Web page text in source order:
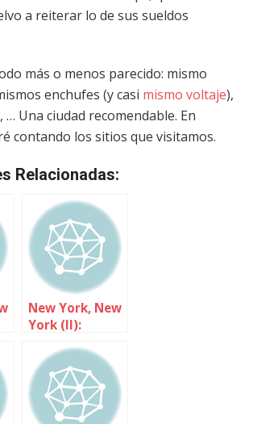
a reiterar lo de sus sueldos
más o menos parecido: mismo
enchufes (y casi mismo voltaje),
… Una ciudad recomendable. En
contando los sitios que visitamos.
Relacionadas:
New York, New
York (II):
curiosidades